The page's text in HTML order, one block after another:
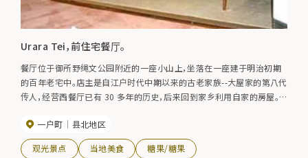
Urara Tei，前住宅餐厅。
餐厅位于御所野绳文公园附近的一座小山上，坐落在一座建于明治初期
的百年老宅中。店主是自江户时代中期以来的古老家族--大屋家的第八代
传人，经营西餐厅已有 30 多年的历史，后来回到家乡利用自家的房屋。
一户町
县北地区
观光景点 当地美食 糖果/糖果